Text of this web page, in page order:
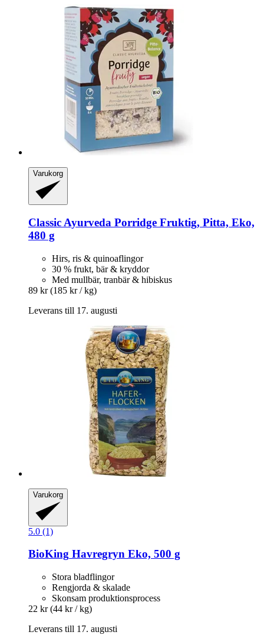
Varukorg
Classic Ayurveda Porridge Fruktig, Pitta, Eko,
480 g
Hirs, ris & quinoaflingor
30 % frukt, bär & kryddor
Med mullbär, tranbär & hibiskus
89 kr (185 kr / kg)
Leverans till 17. augusti
Varukorg
5.0 (1)
BioKing Havregryn Eko, 500 g
Stora bladflingor
Rengjorda & skalade
Skonsam produktionsprocess
22 kr (44 kr / kg)
Leverans till 17. augusti